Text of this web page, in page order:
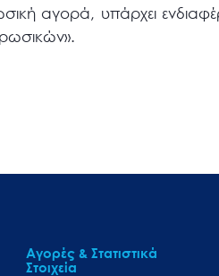
αγορά, υπάρχει
Αγορές & Στατιστικά
Στοιχεία